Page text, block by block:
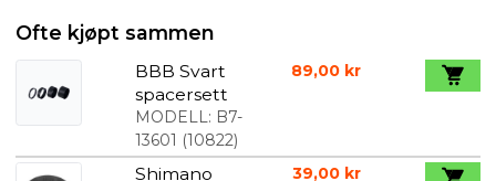
Ofte kjøpt sammen
BBB Svart
spacersett
MODELL: B7-
13601 (10822)
89,00 kr
Shimano 39,00 kr